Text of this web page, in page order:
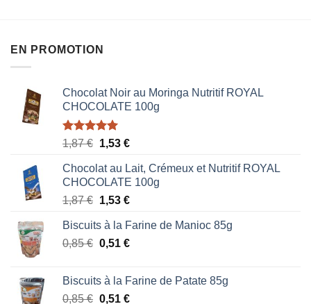
EN PROMOTION
Chocolat Noir au Moringa Nutritif ROYAL
CHOCOLATE 100g
Note5.00
1,87€ Le
initial
était :
1,87 €.
1,53 €Le
actuel
est :
1,53 €.
Chocolat au Lait, Crémeux et Nutritif ROYAL
CHOCOLATE 100g
1,87€ Le
initial
était :
1,53 €Le
actuel
est :
Biscuits à la Farine de Manioc 85g
0,85€ Le
était :
0,85 €.
0,51 €Le
est :
0,51 €.
Biscuits à la Farine de Patate 85g
0,85€ Le
0,51 €Le